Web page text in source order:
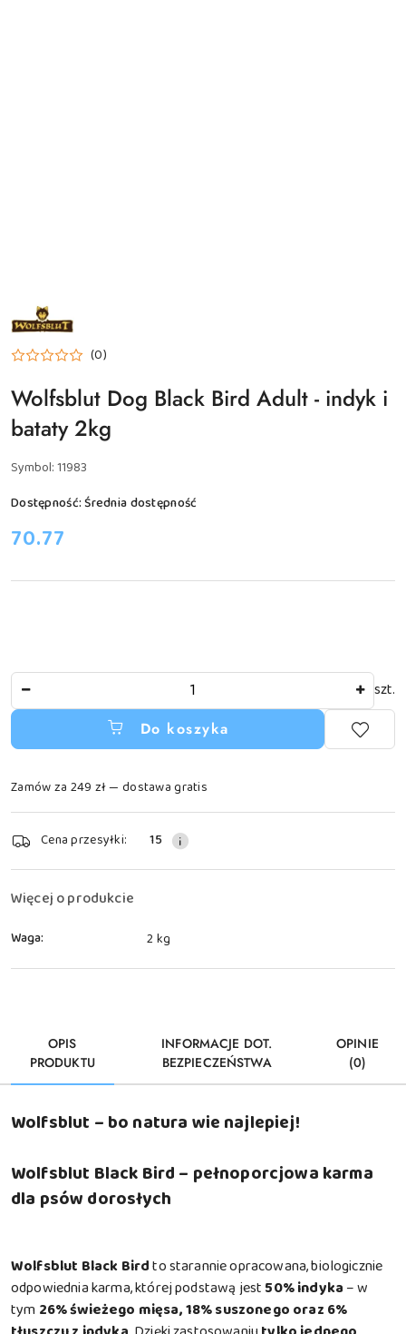
NAZWA
PRODUCENTA:
WOLFSBLUT
(0)
Wolfsblut Dog Black Bird Adult - indyk i
bataty 2kg
Symbol:11983
Dostępność:Średnia dostępność
cena:
70.77
szt.
Do koszyka
Zamów za 249 zł — dostawa gratis
Dostępność
i
dostawa
Cena przesyłki: 15
Więcej o produkcie
Waga: 2 kg
OPIS
PRODUKTU
INFORMACJE DOT.
BEZPIECZEŃSTWA
OPINIE
(0)
Wolfsblut – bo natura wie najlepiej!
Wolfsblut Black Bird – pełnoporcjowa karma
dla psów dorosłych
Wolfsblut Black Birdto starannie opracowana, biologicznie
odpowiednia karma, której podstawą jest 50% indyka – w
tym 26% świeżego mięsa, 18% suszonego oraz 6%